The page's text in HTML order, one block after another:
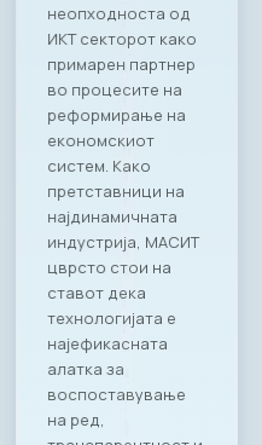
неопходноста од
ИКТ секторот како
примарен партнер
во процесите на
реформирање на
економскиот
систем. Како
претставници на
најдинамичната
индустрија, МАСИТ
цврсто стои на
ставот дека
технологијата е
најефикасната
алатка за
воспоставување
на ред,